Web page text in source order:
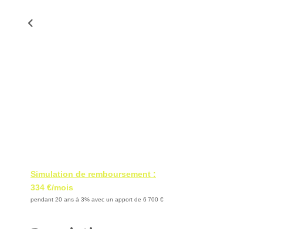
Simulation de remboursement :
334 €/mois
pendant 20 ans à 3% avec un apport de 6 700 €